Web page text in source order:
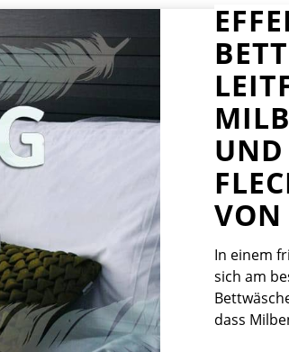
UND
VON
In einem
sich am
dass